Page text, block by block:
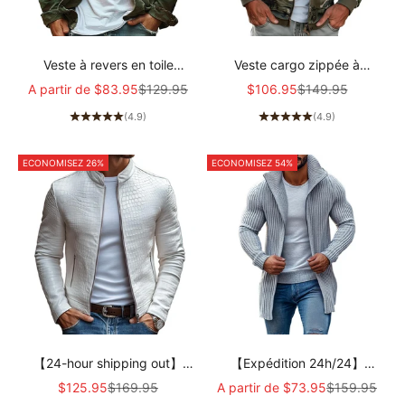
Veste à revers en toile
camouflage pour homme style
Prix de vente
A partir de $83.95Prix normal
$129.95
(4.9)
Veste cargo zippée à
capuche et poches multiples
Prix de vente
$106.95Prix normal
$149.95
(4.9)
ECONOMISEZ 26%
【24-hour shipping out】
Men's Fashion Stone Pattern
Prix de vente
$125.95Prix normal
$169.95
ECONOMISEZ 54%
【Expédition 24h/24】
Cardigan en tricot mi-long à
Prix de vente
A partir de $73.95Prix normal
$159.95